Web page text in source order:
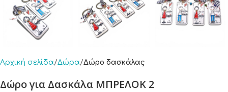
Αρχική σελίδα Δώρα Δώρο δασκάλας
Δώρο για Δασκάλα ΜΠΡΕΛΟΚ 2